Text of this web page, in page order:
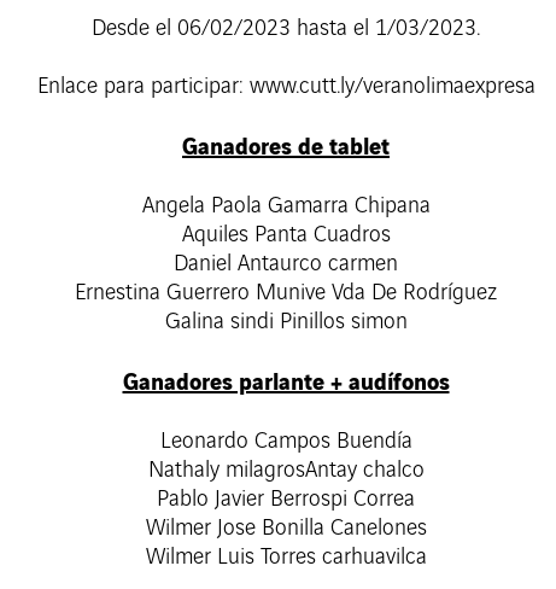
Desde el 06/02/2023 hasta el 1/03/2023.
Enlace para participar: www.cutt.ly/veranolimaexpresa
Ganadores de tablet
Angela Paola Gamarra Chipana
Aquiles Panta Cuadros
Daniel Antaurco carmen
Ernestina Guerrero Munive Vda De Rodríguez
Galina sindi Pinillos simon
Ganadores parlante + audífonos
Leonardo Campos Buendía
Nathaly milagrosAntay chalco
Pablo Javier Berrospi Correa
Wilmer Jose Bonilla Canelones
Wilmer Luis Torres carhuavilca